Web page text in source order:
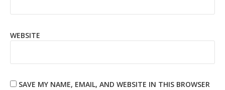
WEBSITE
SAVE MY NAME, EMAIL, AND WEBSITE IN THIS BROWSER